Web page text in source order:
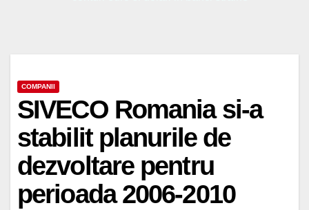
COMPANII
SIVECO Romania si-a
stabilit planurile de
dezvoltare pentru
perioada 2006-2010